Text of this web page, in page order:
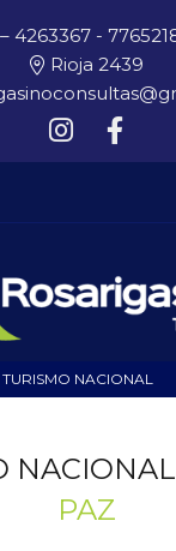
4263367 -
Rioja 2439
TURISMO NACIONAL
NACIONAL
PAZ